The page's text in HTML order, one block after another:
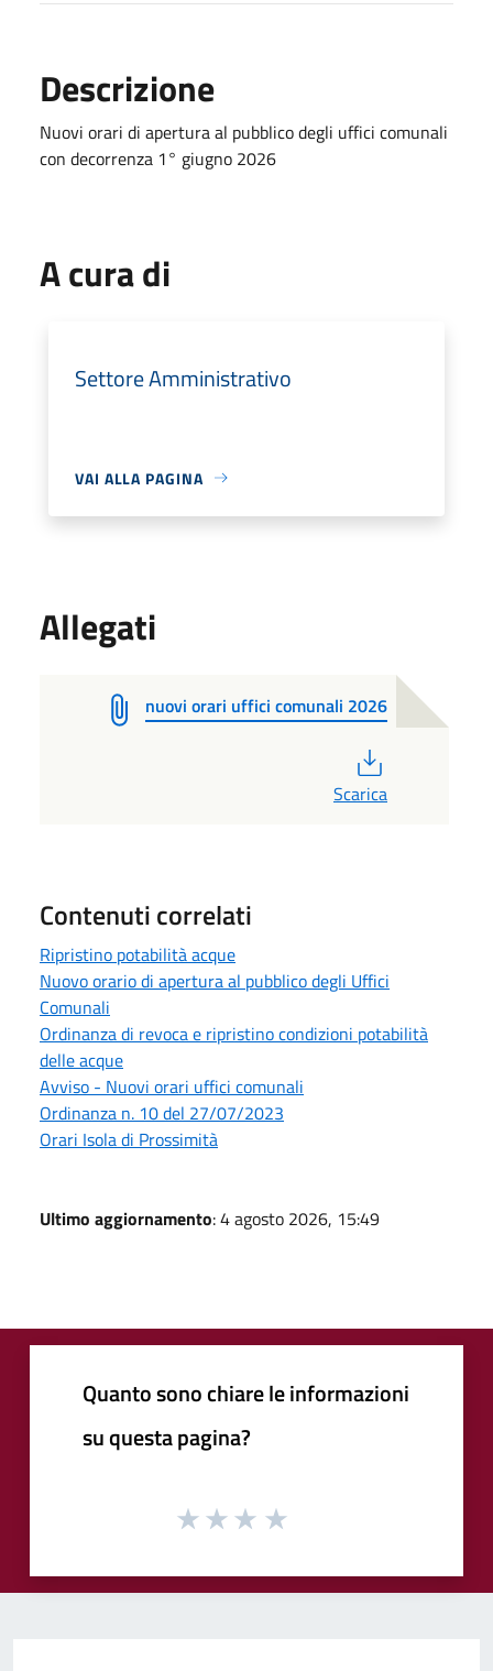
Descrizione
Nuovi orari di apertura al pubblico degli uffici comunali
con decorrenza 1° giugno 2026
A cura di
Settore Amministrativo
VAI ALLA PAGINA
Allegati
nuovi orari uffici comunali 2026
Scarica
Contenuti correlati
Ripristino potabilità acque
Nuovo orario di apertura al pubblico degli Uffici
Comunali
Ordinanza di revoca e ripristino condizioni potabilità
delle acque
Avviso - Nuovi orari uffici comunali
Ordinanza n. 10 del 27/07/2023
Orari Isola di Prossimità
Ultimo aggiornamento: 4 agosto 2026, 15:49
Quanto sono chiare le informazioni
su questa pagina?